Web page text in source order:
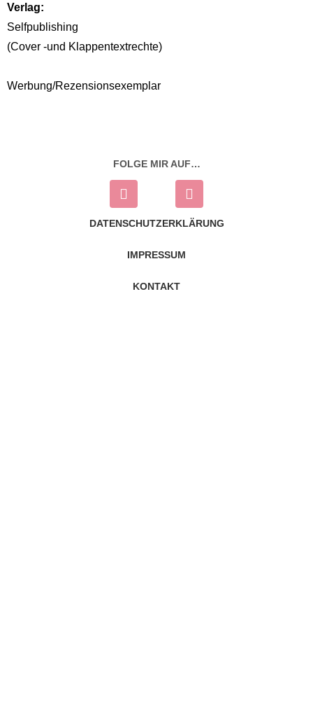
Verlag:
Selfpublishing
(Cover -und Klappentextrechte)
Werbung/Rezensionsexemplar
FOLGE MIR AUF…
DATENSCHUTZERKLÄRUNG
IMPRESSUM
KONTAKT